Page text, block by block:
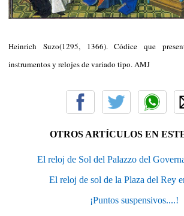
Heinrich Suzo(1295, 1366). Códice que
instrumentos y relojes de variado tipo. AMJ
OTROS ARTÍCULOS EN
El reloj de Sol del Palazzo del
El reloj de sol de la Plaza del Rey
¡Puntos suspensivos....!